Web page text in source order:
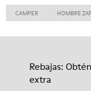
CAMPER HOMBRE
Rebajas:
extra